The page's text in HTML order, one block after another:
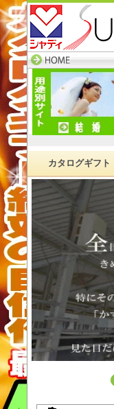
HOME─すず陶トップ
ページ
カタログギフト